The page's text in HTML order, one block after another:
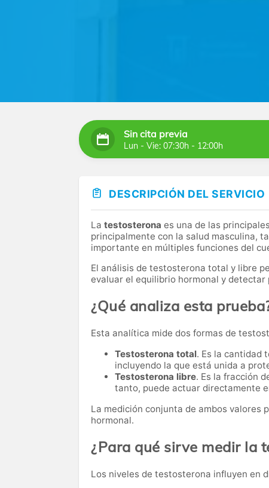
Sin cita previa
Lun - Vie: 07:30h - 12:00h
DESCRIPCIÓN DEL SERVICIO
La testosterona es una de las
principalmente con la salud masculina,
importante en múltiples funciones del
El análisis de testosterona total y libre
evaluar el equilibrio hormonal y detectar
¿Qué analiza esta
Esta analítica mide dos formas de
Testosterona total. Es la cantidad
incluyendo la que está unida a
Testosterona libre. Es la fracción
tanto, puede actuar directamente
La medición conjunta de ambos valores
hormonal.
¿Para qué sirve medir la
Los niveles de testosterona influyen en